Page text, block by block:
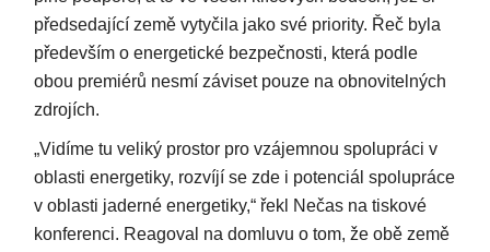
předsedající země vytyčila jako své priority. Řeč byla
především o energetické bezpečnosti, která podle
obou premiérů nesmí záviset pouze na obnovitelných
zdrojích.
„Vidíme tu veliký prostor pro vzájemnou spolupráci v
oblasti energetiky, rozvíjí se zde i potenciál spolupráce
v oblasti jaderné energetiky,“ řekl Nečas na tiskové
konferenci. Reagoval na domluvu o tom, že obě země